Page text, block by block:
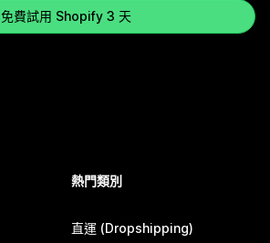
免費試用 Shopify 3 天
熱門類別
直運 (Dropshipping)